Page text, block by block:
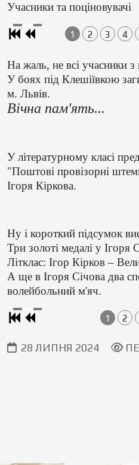
Учасники та поціновувачі
1 2 3 4
На жаль, не всі учасники
У боях під Клешіївкою
м. Львів.
Вічна пам'ять...
У літературному класі
"Поштові провізорні
Ігоря Кіркова.
Ну і короткий підсумок
Три золоті медалі у Ігоря
Літклас: Ігор Кірков –
А ще в Ігоря Січова два
волейбольний м'яч.
1 2
28 ЛИПНЯ 2024